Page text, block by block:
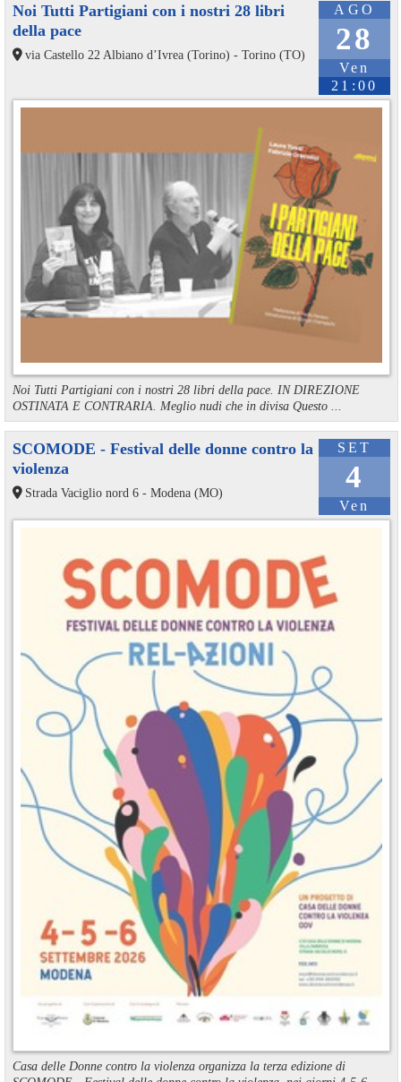
AGO
28
Ven
21:00
Noi Tutti Partigiani con i nostri 28 libri
della pace
via Castello 22 Albiano d’Ivrea (Torino) - Torino (TO)
Noi Tutti Partigiani con i nostri 28 libri della pace. IN DIREZIONE
OSTINATA E CONTRARIA. Meglio nudi che in divisa Questo ...
SET
4
Ven
SCOMODE - Festival delle donne contro la
violenza
Strada Vaciglio nord 6 - Modena (MO)
Casa delle Donne contro la violenza organizza la terza edizione di